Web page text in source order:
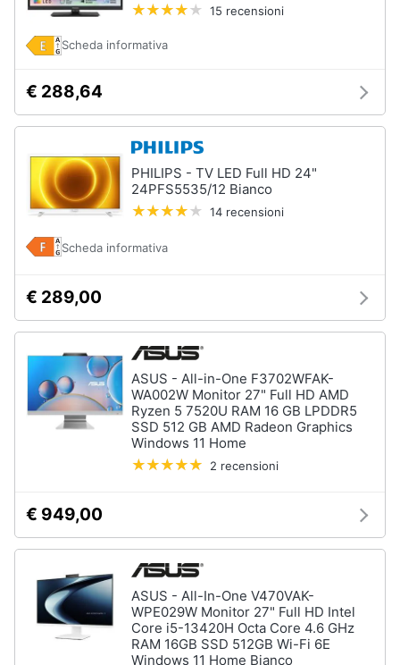
15 recensioni
Scheda informativa
€ 288,64
PHILIPS - TV LED Full HD 24"
24PFS5535/12 Bianco
14 recensioni
Scheda informativa
€ 289,00
ASUS - All-in-One F3702WFAK-
WA002W Monitor 27" Full HD AMD
Ryzen 5 7520U RAM 16 GB LPDDR5
SSD 512 GB AMD Radeon Graphics
Windows 11 Home
2 recensioni
€ 949,00
ASUS - All-In-One V470VAK-
WPE029W Monitor 27" Full HD Intel
Core i5-13420H Octa Core 4.6 GHz
RAM 16GB SSD 512GB Wi-Fi 6E
Windows 11 Home Bianco